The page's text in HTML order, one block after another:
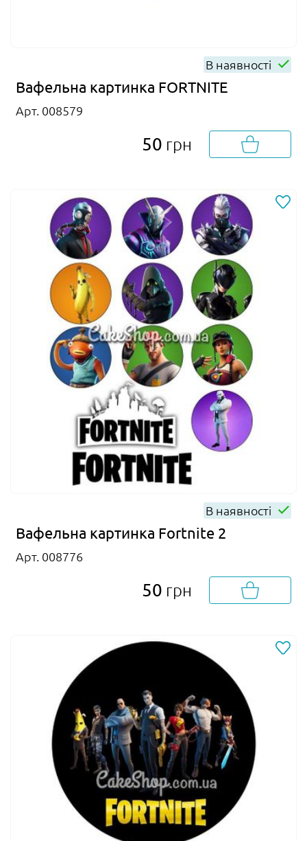
В наявності
Вафельна картинка FORTNITE
Арт. 008579
50 грн
В наявності
Вафельна картинка Fortnite 2
Арт. 008776
50 грн